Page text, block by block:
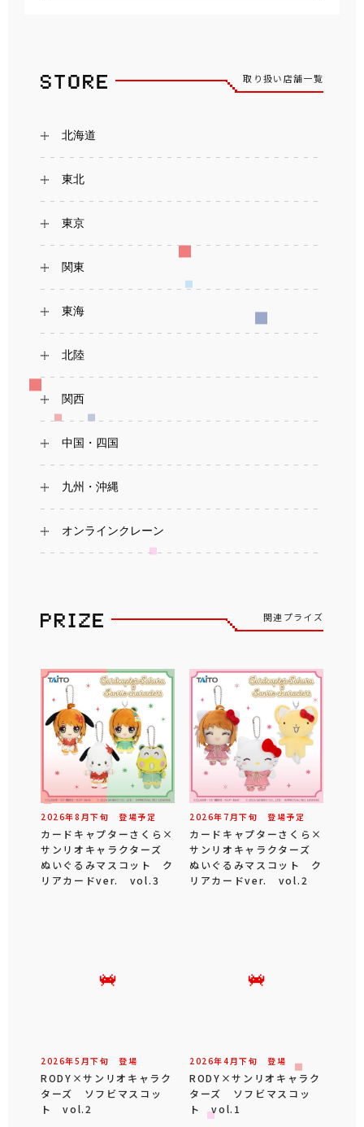
取り扱い店舗一覧
北海道
東北
東京
関東
東海
北陸
関西
中国・四国
九州・沖縄
オンラインクレーン
関連プライズ
2026年8 月下旬 登場予定
カードキャプターさくら×
サンリオキャラクターズ
ぬいぐるみマスコット ク
リアカードver. vol.3
2026年 7 月下旬 登場予定
カードキャプターさくら×
サンリオキャラクターズ
ぬいぐるみマスコット ク
リアカードver. vol.2
2026年5 月下旬 登場
RODY×サンリオキャラク
ターズ ソフビマスコッ
ト vol.2
2026年4 月下旬 登場
RODY×サンリオキャラク
ターズ ソフビマスコッ
ト vol.1